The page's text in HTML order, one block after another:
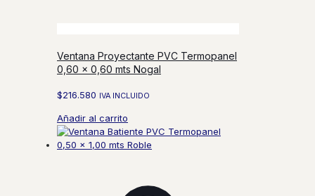
Ventana Proyectante PVC Termopanel
0,60 x 0,60 mts Nogal
$216.580 IVA INCLUIDO
Añadir al carrito